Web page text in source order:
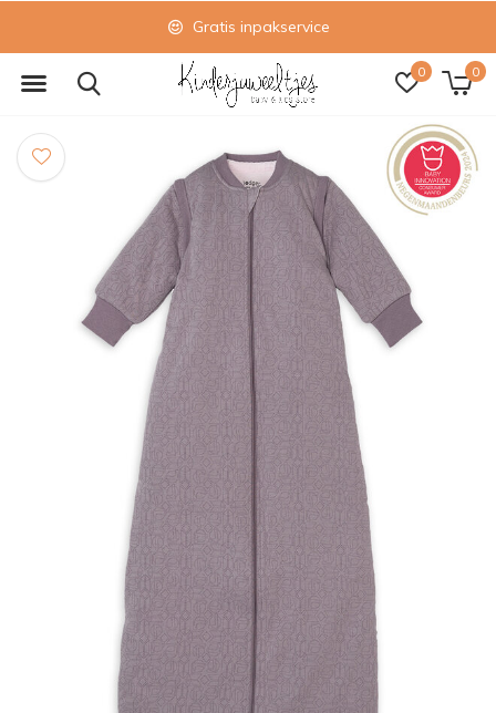
0 0
Gratis inpakservice